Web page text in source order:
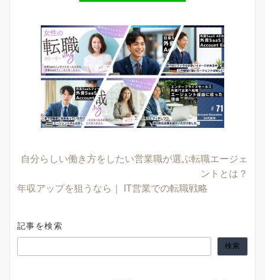
自分らしい働き方をしたい営業職が選ぶ転職エージェ
ントとは？
年収アップを狙うなら｜ IT営業での転職戦略
記事を検索
検索